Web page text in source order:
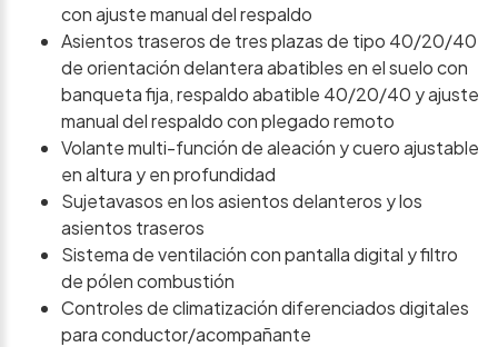
con ajuste manual del respaldo
Asientos traseros de tres plazas de tipo 40/20/40
de orientación delantera abatibles en el suelo con
banqueta fija, respaldo abatible 40/20/40 y ajuste
manual del respaldo con plegado remoto
Volante multi-función de aleación y cuero ajustable
en altura y en profundidad
Sujetavasos en los asientos delanteros y los
asientos traseros
Sistema de ventilación con pantalla digital y filtro
de pólen combustión
Controles de climatización diferenciados digitales
para conductor/acompañante